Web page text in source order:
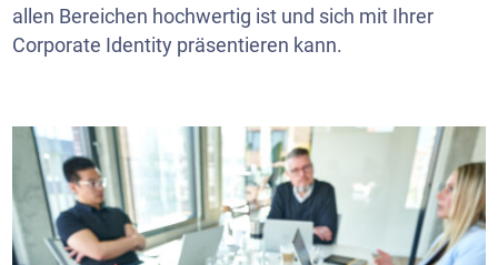
allen Bereichen hochwertig ist und sich mit Ihrer
Corporate Identity präsentieren kann.